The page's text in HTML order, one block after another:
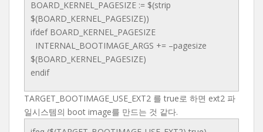
BOARD_KERNEL_PAGESIZE := $(strip
$(BOARD_KERNEL_PAGESIZE))
ifdef BOARD_KERNEL_PAGESIZE
INTERNAL_BOOTIMAGE_ARGS += –pagesize
$(BOARD_KERNEL_PAGESIZE)
endif
TARGET_BOOTIMAGE_USE_EXT2 를 true로 하면 ext2 파
일시스템의 boot image를 만드는 것 같다.